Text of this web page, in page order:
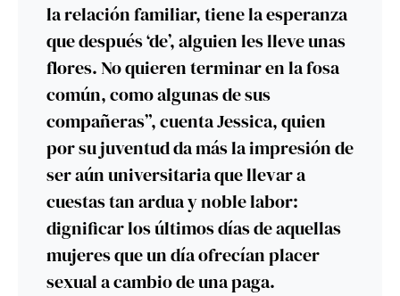
la relación familiar, tiene la esperanza
que después ‘de’, alguien les lleve unas
flores. No quieren terminar en la fosa
común, como algunas de sus
compañeras”, cuenta Jessica, quien
por su juventud da más la impresión de
ser aún universitaria que llevar a
cuestas tan ardua y noble labor:
dignificar los últimos días de aquellas
mujeres que un día ofrecían placer
sexual a cambio de una paga.